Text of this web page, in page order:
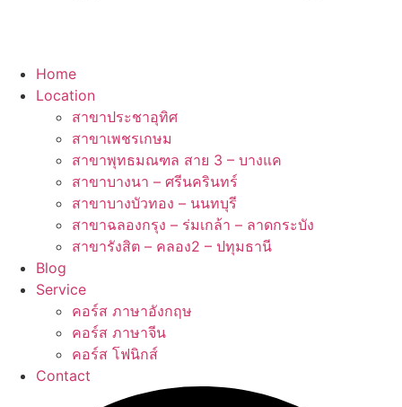
Home
Location
สาขาประชาอุทิศ
สาขาเพชรเกษม
สาขาพุทธมณฑล สาย 3 – บางแค
สาขาบางนา – ศรีนครินทร์
สาขาบางบัวทอง – นนทบุรี
สาขาฉลองกรุง – ร่มเกล้า – ลาดกระบัง
สาขารังสิต – คลอง2 – ปทุมธานี
Blog
Service
คอร์ส ภาษาอังกฤษ
คอร์ส ภาษาจีน
คอร์ส โฟนิกส์
Contact